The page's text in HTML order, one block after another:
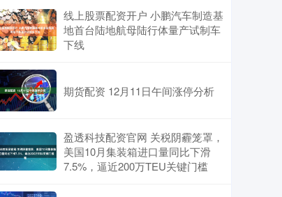
线上股票配资开户 小鹏汽车制造基
地首台陆地航母陆行体量产试制车
下线
期货配资 12月11日午间涨停分析
盈透科技配资官网 关税阴霾笼罩，
美国10月集装箱进口量同比下滑
7.5%，逼近200万TEU关键门槛